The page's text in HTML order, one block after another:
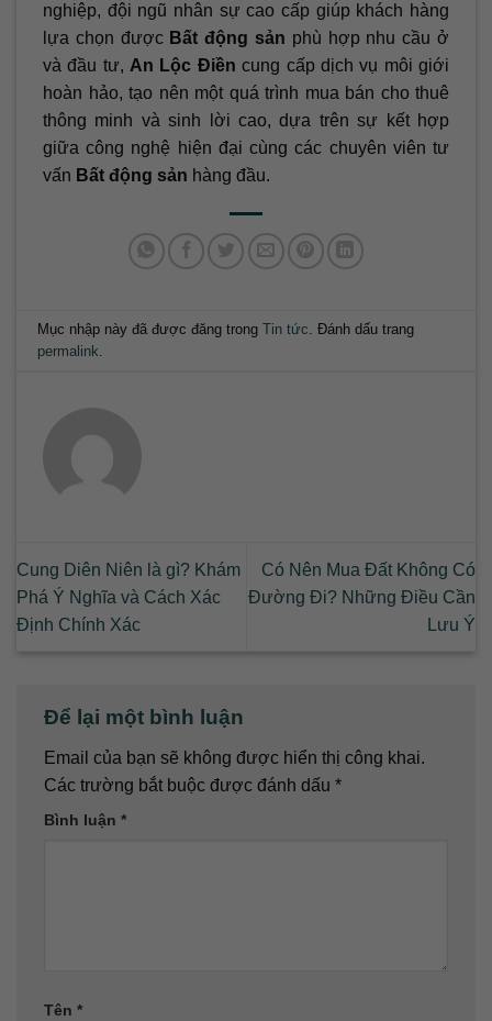
nghiệp, đội ngũ nhân sự cao cấp giúp khách hàng
lựa chọn được Bất động sản phù hợp nhu cầu ở
và đầu tư, An Lộc Điền cung cấp dịch vụ môi giới
hoàn hảo, tạo nên một quá trình mua bán cho thuê
thông minh và sinh lời cao, dựa trên sự kết hợp
giữa công nghệ hiện đại cùng các chuyên viên tư
vấn Bất động sản hàng đầu.
Mục nhập này đã được đăng trongTin tức . Đánh dấu trang
permalink
Cung Diên Niên là gì? Khám
Phá Ý Nghĩa và Cách Xác
Định Chính Xác
Có Nên Mua Đất Không Có
Đường Đi? Những Điều Cần
Lưu Ý
Để lại một bình luận
Email của bạn sẽ không được hiển thị công khai.
Các trường bắt buộc được đánh dấu *
Bình luận *
Tên *